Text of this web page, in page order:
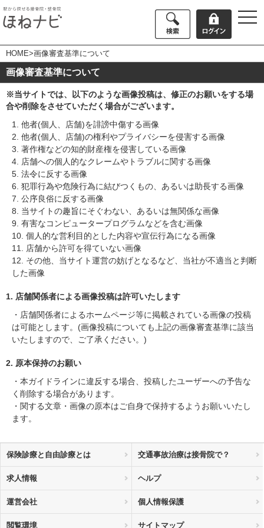
HOME>画像審査基準について
画像審査基準について
※当サイトでは、以下のような画像投稿は、修正のお願いをする場
合や削除をさせていただく場合がございます。
1. 他者(個人、店舗)を誹謗中傷する画像
2. 他者(個人、店舗)の権利やプライバシーを侵害する画像
3. 著作権などの知的財産権を侵害している画像
4. 店舗への個人的なクレームやトラブルに関する画像
5. 法令に反する画像
6. 犯罪行為や危険行為に結びつくもの、あるいは助長する画像
7. 公序良俗に反する画像
8. 当サイトの趣旨にそぐわない、あるいは無関係な画像
9. 有害なコンピュータープログラムなどを含む画像
10. 個人的な営利目的とした内容や宣伝行為になる画像
11. 店舗から許可を得ていない画像
12. その他、当サイト運営の妨げとなるなど、当社が不適当と判断
した画像
1. 店舗関係者による画像投稿は許可いたします
・店舗関係者によるホームページ等に掲載されている画像の投稿
は可能とします。(画像投稿についても上記の画像審査基準に該当
いたしますので、ご了承ください。)
2. 原本保持のお願い
・本ガイドラインに違反する場合、投稿したユーザーへの予告な
く削除する場合があります。
・関する文章・画像の原本はご自身で保持するようお願いいたし
ます。
保険診療と自由診療とは 交通事故治療は接骨院で？
求人情報 ヘルプ
運営会社 個人情報保護
閲覧環境 サイトマップ